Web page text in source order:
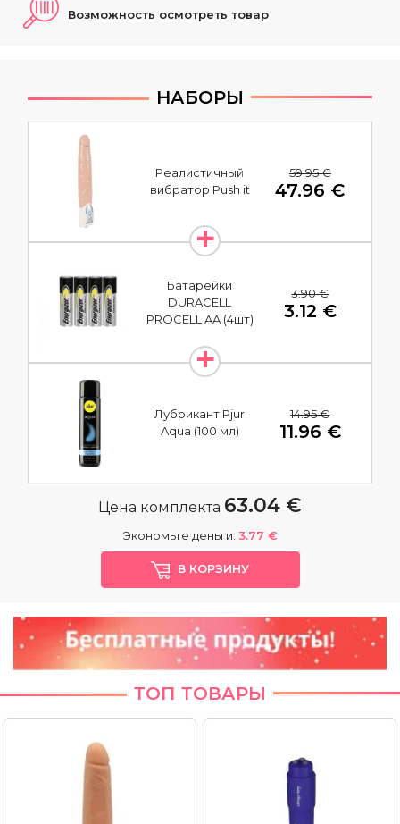
Возможность осмотреть товар
НАБОРЫ
Реалистичный
вибратор Push it
59.95 €
47.96 €
Батарейки
DURACELL
PROCELL AA (4шт)
3.90 €
3.12 €
Лубрикант Pjur
Aqua (100 мл)
14.95 €
11.96 €
Цена комплекта 63.04 €
Экономьте деньги: 3.77 €
В КОРЗИНУ
ТОП ТОВАРЫ